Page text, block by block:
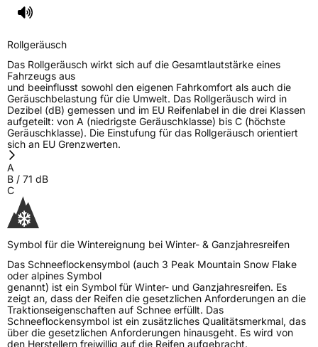
Rollgeräusch
Das Rollgeräusch wirkt sich auf die Gesamtlautstärke eines
Fahrzeugs aus
und beeinflusst sowohl den eigenen Fahrkomfort als auch die
Geräuschbelastung für die Umwelt. Das Rollgeräusch wird in
Dezibel (dB) gemessen und im EU Reifenlabel in die drei Klassen
aufgeteilt: von A (niedrigste Geräuschklasse) bis C (höchste
Geräuschklasse). Die Einstufung für das Rollgeräusch orientiert
sich an EU Grenzwerten.
A
B / 71 dB
C
Symbol für die Wintereignung bei Winter- & Ganzjahresreifen
Das Schneeflockensymbol (auch 3 Peak Mountain Snow Flake
oder alpines Symbol
genannt) ist ein Symbol für Winter- und Ganzjahresreifen. Es
zeigt an, dass der Reifen die gesetzlichen Anforderungen an die
Traktionseigenschaften auf Schnee erfüllt. Das
Schneeflockensymbol ist ein zusätzliches Qualitätsmerkmal, das
über die gesetzlichen Anforderungen hinausgeht. Es wird von
den Herstellern freiwillig auf die Reifen aufgebracht.